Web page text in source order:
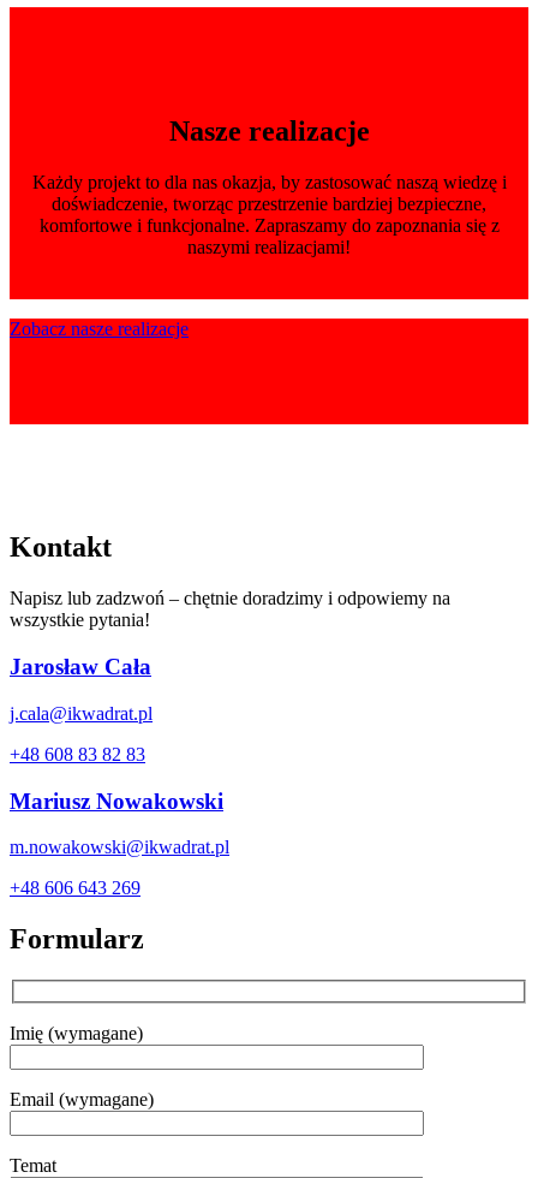
Nasze realizacje
Każdy projekt to dla nas okazja, by zastosować naszą wiedzę i
doświadczenie, tworząc przestrzenie bardziej bezpieczne,
komfortowe i funkcjonalne. Zapraszamy do zapoznania się z
naszymi realizacjami!
Zobacz nasze realizacje
Kontakt
Napisz lub zadzwoń – chętnie doradzimy i odpowiemy na
wszystkie pytania!
Jarosław Cała
j.cala@ikwadrat.pl
+48 608 83 82 83
Mariusz Nowakowski
m.nowakowski@ikwadrat.pl
+48 606 643 269
Formularz
Imię (wymagane)
Email (wymagane)
Temat